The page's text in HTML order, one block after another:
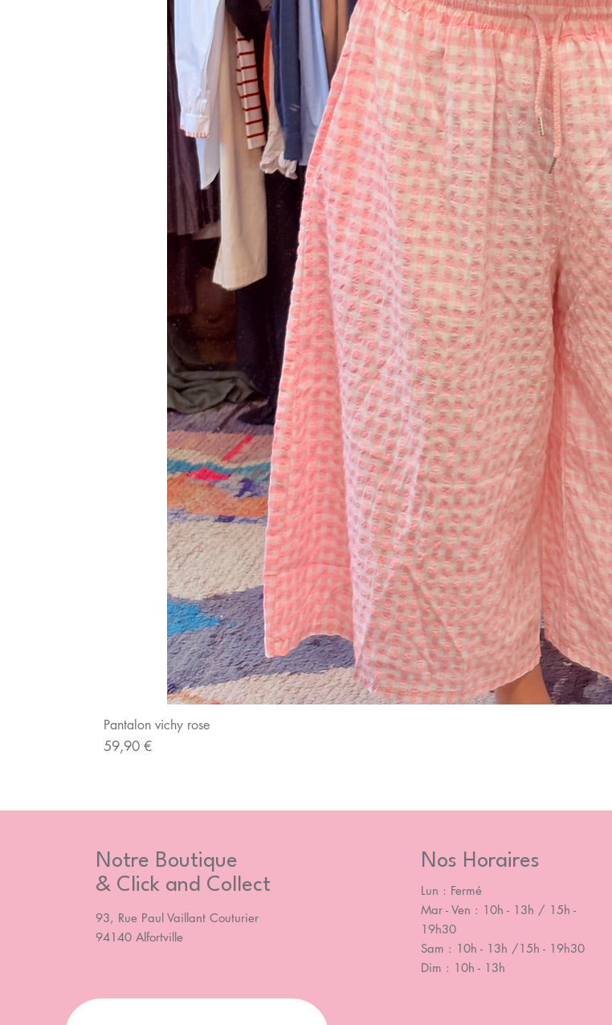
Pantalon vichy rose
Prix
59,90 €
Notre Boutique
& Click and Collect
93, Rue Paul Vaillant Couturier
94140 Alfortville
Nos Horaires
Lun : Fermé
Mar - Ven : 10h - 13h / 15h -
19h30
Sam : 10h - 13h /15h - 19h30
Dim : 10h - 13h